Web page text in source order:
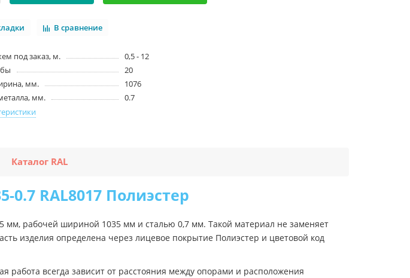
В сравнение
под заказ, м.
0,5 - 12
20
мм.
1076
мм.
0.7
Каталог RAL
RAL8017 Полиэстер
рабочей шириной 1035 мм и сталью 0,7 мм. Такой материал не заменяет
изделия определена через лицевое покрытие Полиэстер и цветовой код
всегда зависит от расстояния между опорами и расположения